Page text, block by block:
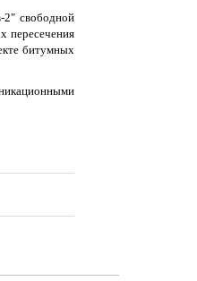
2" свободной
пересечения
битумных